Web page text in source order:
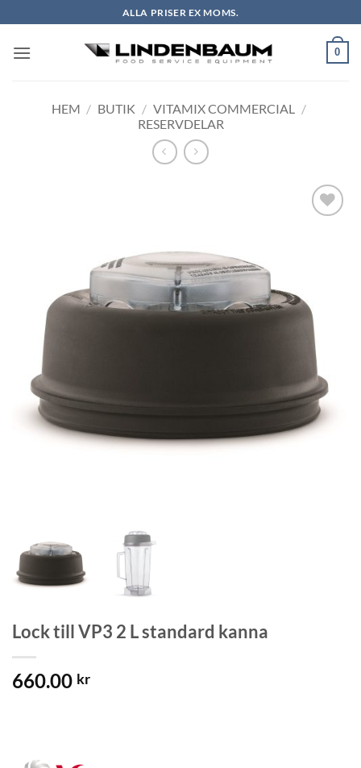
to
content
ALLA PRISER EX MOMS.
0
HEM / BUTIK / VITAMIX COMMERCIAL /
RESERVDELAR
Lock till VP3 2 L standard kanna
660.00 kr